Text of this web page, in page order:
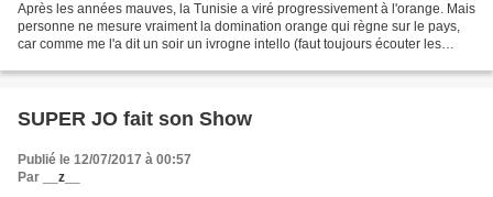
Après les années mauves, la Tunisie a viré progressivement à l'orange. Mais
personne ne mesure vraiment la domination orange qui règne sur le pays,
car comme me l'a dit un soir un ivrogne intello (faut toujours écouter les
SUPER JO fait son Show
Publié le 12/07/2017 à 00:57
Par
__z__